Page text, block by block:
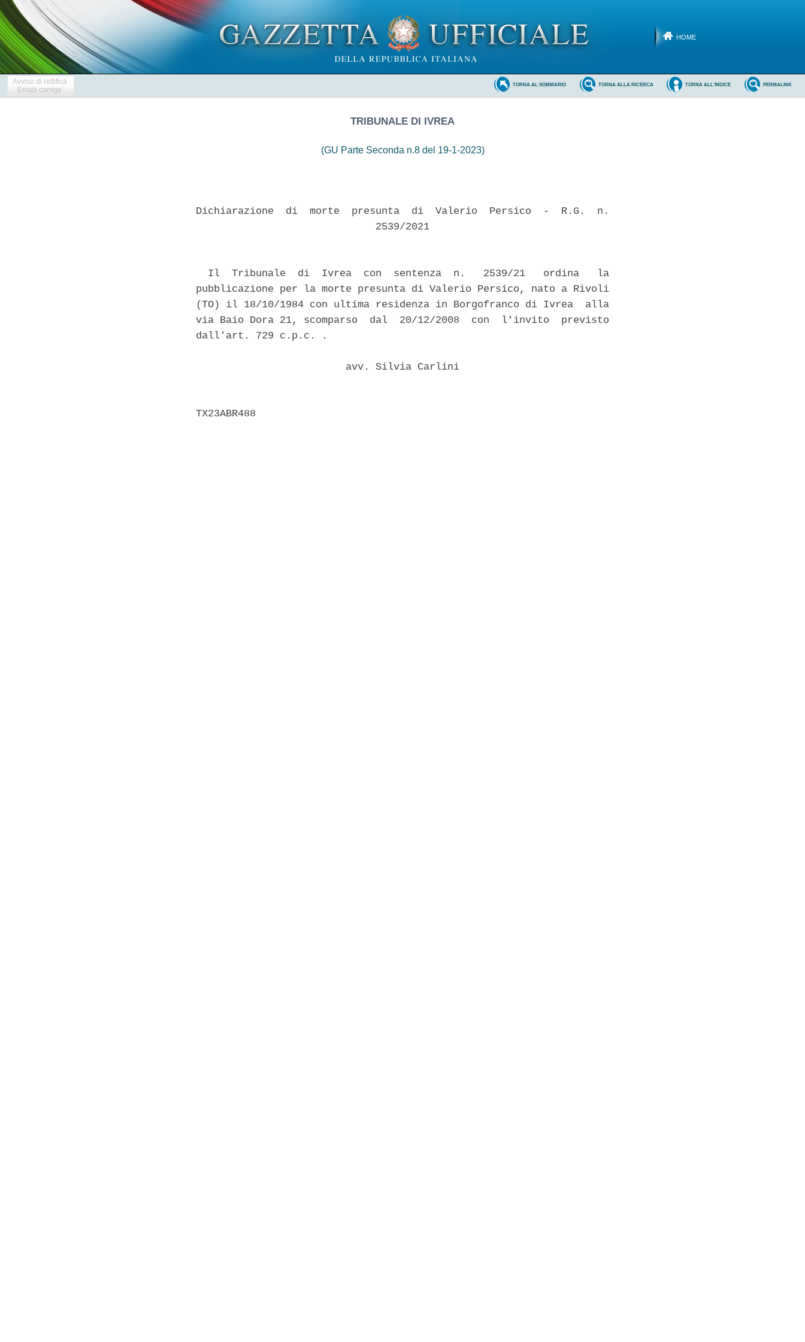
HOME
Avviso di rettifica
Errata corrige
PERMALINK
TORNA ALL'INDICE
TORNA ALLA RICERCA
TORNA AL SOMMARIO
TRIBUNALE DI IVREA
(GU Parte Seconda n.8 del 19-1-2023)
Dichiarazione  di  morte  presunta  di  Valerio  Persico  -  R.G.  n.
                              2539/2021
  Il  Tribunale  di  Ivrea  con  sentenza  n.   2539/21   ordina   la
pubblicazione per la morte presunta di Valerio Persico, nato a Rivoli
(TO) il 18/10/1984 con ultima residenza in Borgofranco di Ivrea  alla
via Baio Dora 21, scomparso  dal  20/12/2008  con  l'invito  previsto
dall'art. 729 c.p.c. .
                         avv. Silvia Carlini